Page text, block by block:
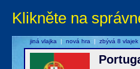
Klikněte na
jiná vlajka | nová hra | zbývá 8 vlajek